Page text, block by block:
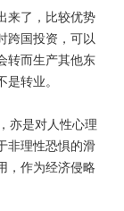
来了，比较优势
跨国投资，可以
转而生产其他东
转业。
亦是对人性心理
非理性恐惧的滑
，作为经济侵略